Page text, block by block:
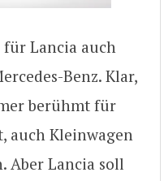
Lancia auch
Benz. Klar,
berühmt für
auch Kleinwagen
Aber Lancia soll